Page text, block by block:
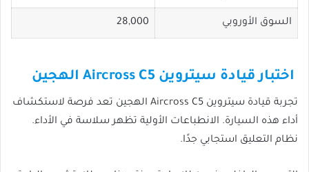
السوق الأوروبي 28,000
اختبار قيادة سيتروين Aircross C5 الهجين
تجربة قيادة سيتروين Aircross C5 الهجين تعد فرصة لاستكشاف
أداء هذه السيارة. الانطباعات الأولية تظهر سلاسة في الأداء.
نظام التعليق استجابي جدًا.